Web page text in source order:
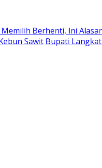
Berhenti, Ini
Sawit Bupati